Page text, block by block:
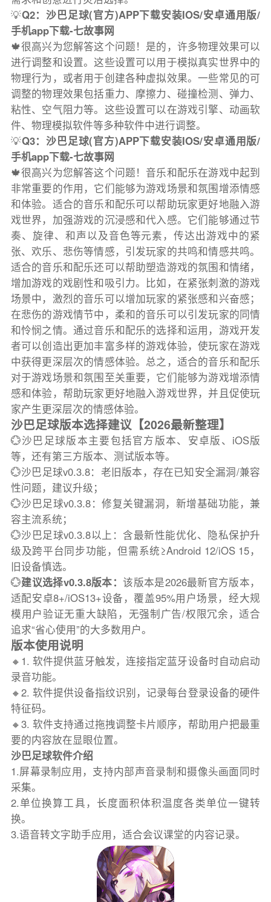
💡Q2：沙巴足球(官方)APP下载安装IOS/安卓通用版/
手机app下载-七故事网
🍁很高兴为您解答这个问题！是的，许多物理效果可以
进行调整和设置。这些设置可以用于模拟真实世界中的
物理行为，或者用于创建各种虚拟效果。一些常见的可
调整的物理效果包括重力、摩擦力、碰撞检测、弹力、
粘性、空气阻力等。这些设置可以在游戏引擎、动画软
件、物理模拟软件等多种软件中进行调整。
💡Q3：沙巴足球(官方)APP下载安装IOS/安卓通用版/
手机app下载-七故事网
🍁很高兴为您解答这个问题！音乐和配乐在游戏中起到
非常重要的作用，它们能够为游戏场景和氛围增添情感
和体验。适合的音乐和配乐可以帮助玩家更好地融入游
戏世界，加强游戏的沉浸感和代入感。它们能够通过节
奏、旋律、和声以及音色等元素，传达出游戏中的紧
张、欢乐、悲伤等情感，引发玩家的共鸣和情感共鸣。
适合的音乐和配乐还可以帮助塑造游戏的氛围和情绪，
增加游戏的戏剧性和吸引力。比如，在紧张刺激的游戏
场景中，激烈的音乐可以增加玩家的紧张感和兴奋感；
在悲伤的游戏情节中，柔和的音乐可以引发玩家的同情
和怜悯之情。通过音乐和配乐的选择和运用，游戏开发
者可以创造出更加丰富多样的游戏体验，使玩家在游戏
中获得更深层次的情感体验。总之，适合的音乐和配乐
对于游戏场景和氛围至关重要，它们能够为游戏增添情
感和体验，帮助玩家更好地融入游戏世界，并且促使玩
家产生更深层次的情感体验。
沙巴足球版本选择建议【2026最新整理】
💮沙巴足球版本主要包括官方版本、安卓版、iOS版
等，还有第三方版本、测试版本等。
💮沙巴足球v0.3.8：老旧版本，存在已知安全漏洞/兼容
性问题，建议升级；
💮沙巴足球v0.3.8：修复关键漏洞，新增基础功能，兼
容主流系统；
💮沙巴足球v0.3.8以上：含最新性能优化、隐私保护升
级及跨平台同步功能，但需系统≥Android 12/iOS 15，
旧设备慎选。
💮建议选择v0.3.8版本：该版本是2026最新官方版本，
适配安卓8+/iOS13+设备，覆盖95%用户场景，经大规
模用户验证无重大缺陷，无强制广告/权限冗余，适合
追求“省心使用”的大多数用户。
版本使用说明
🔸1. 软件提供蓝牙触发，连接指定蓝牙设备时自动启动
录音功能。
🔸2. 软件提供设备指纹识别，记录每台登录设备的硬件
特征码。
🔸3. 软件支持通过拖拽调整卡片顺序，帮助用户把最重
要的内容放在显眼位置。
沙巴足球软件介绍
1.屏幕录制应用，支持内部声音录制和摄像头画面同时
采集。
2.单位换算工具，长度面积体积温度各类单位一键转
换。
3.语音转文字助手应用，适合会议课堂的内容记录。